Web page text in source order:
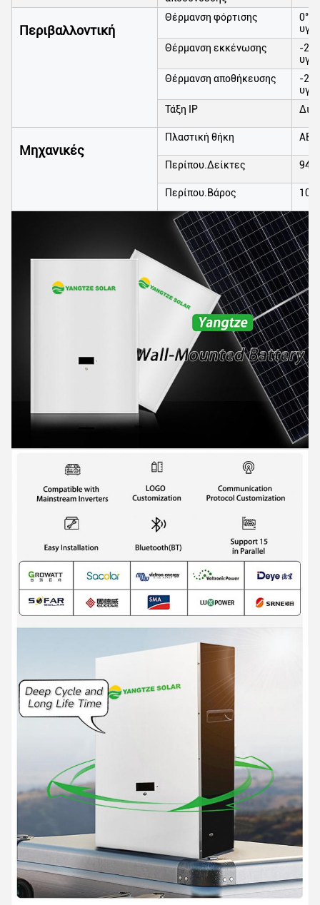
Περιβαλλοντική
Θέρμανση φόρτισης
0°C
Θέρμανση εκκένωσης
-
Θέρμανση αποθήκευσης
-
Τάξη IP
Μηχανικές
Πλαστική θήκη
Περίπου.Δείκτες
Περίπου.Βάρος 100